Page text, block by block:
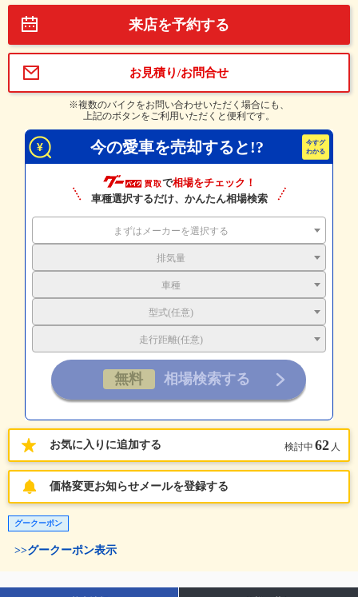
来店を予約する
お見積り/お問合せ
※複数のバイクをお問い合わせいただく場合にも、
上記のボタンをご利用いただくと便利です。
今の愛車を売却すると!?
で相場をチェック！
車種選択するだけ、かんたん相場検索
まずはメーカーを選択する
排気量
車種
型式(任意)
走行距離(任意)
お気に入りに追加する 検討中 62 人
価格変更お知らせメールを登録する
グークーポン
>>グークーポン表示